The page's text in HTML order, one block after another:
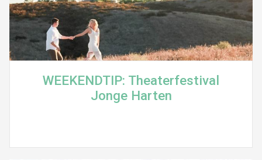
WEEKENDTIP: Theaterfestival
Jonge Harten